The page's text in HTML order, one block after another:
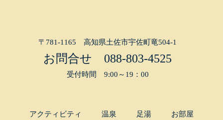
〒781-1165 高知県土佐市宇佐町竜504-1
お問合せ 088-803-4525
受付時間 9:00～19：00
アクティビティ 温泉 足湯 お部屋